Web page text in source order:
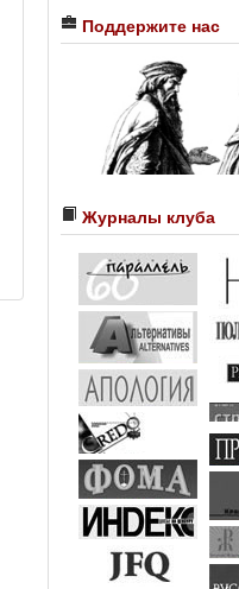
Поддержите нас
Журналы клуба